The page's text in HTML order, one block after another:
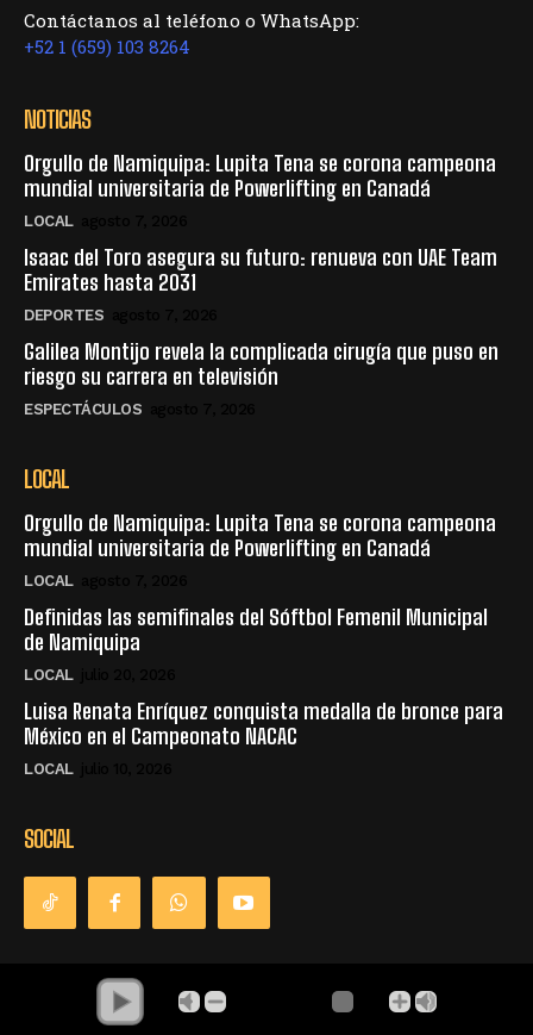
Contáctanos al teléfono o WhatsApp:
+52 1 (659) 103 8264
NOTICIAS
Orgullo de Namiquipa: Lupita Tena se corona campeona
mundial universitaria de Powerlifting en Canadá
LOCAL
Isaac del Toro asegura su futuro: renueva con UAE Team
Emirates hasta 2031
DEPORTES
Galilea Montijo revela la complicada cirugía que puso en
riesgo su carrera en televisión
ESPECTÁCULOS
LOCAL
Orgullo de Namiquipa: Lupita Tena se corona campeona
mundial universitaria de Powerlifting en Canadá
LOCAL
Definidas las semifinales del Sóftbol Femenil Municipal
de Namiquipa
LOCAL
Luisa Renata Enríquez conquista medalla de bronce para
México en el Campeonato NACAC
LOCAL
SOCIAL
© Derechos Reservados - La Única Radio - Namiquipa Chihuahua,